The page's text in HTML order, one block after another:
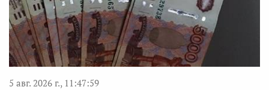
5 авг. 2026 г., 11:47:59